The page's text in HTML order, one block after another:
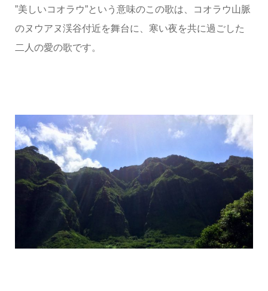
”美しいコオラウ”という意味のこの歌は、コオラウ山脈
のヌウアヌ渓谷付近を舞台に、寒い夜を共に過ごした
二人の愛の歌です。